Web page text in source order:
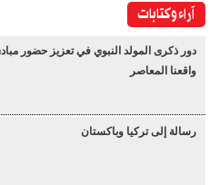
آراء وكتابات
دور ذكرى المولد النبوي في تعزيز حضور
واقعنا المعاصر
رسالة إلى تركيا وباكستان